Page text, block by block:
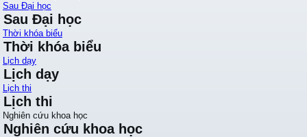
Sau Đại học
Sau Đại học
Thời khóa biểu
Thời khóa biểu
Lịch dạy
Lịch dạy
Lịch thi
Lịch thi
Nghiên cứu khoa học
Nghiên cứu khoa học